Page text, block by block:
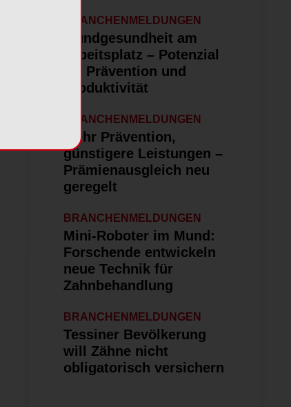
BRANCHENMELDUNGEN
Mundgesundheit am
Arbeitsplatz – Potenzial
für Prävention und
Produktivität
BRANCHENMELDUNGEN
Mehr Prävention,
günstigere Leistungen –
Prämienausgleich neu
geregelt
BRANCHENMELDUNGEN
Mini-Roboter im Mund:
Forschende entwickeln
neue Technik für
Zahnbehandlung
BRANCHENMELDUNGEN
Tessiner Bevölkerung
will Zähne nicht
obligatorisch versichern